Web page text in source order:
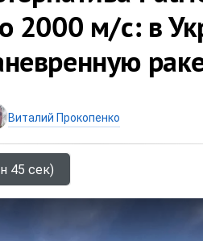
2000 м/с: в
Виталий Прокопенко
45 сек)